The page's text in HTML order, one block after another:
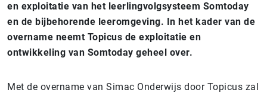
en exploitatie van het leerlingvolgsysteem Somtoday
en de bijbehorende leeromgeving. In het kader van de
overname neemt Topicus de exploitatie en
ontwikkeling van Somtoday geheel over.
Met de overname van Simac Onderwijs door Topicus zal